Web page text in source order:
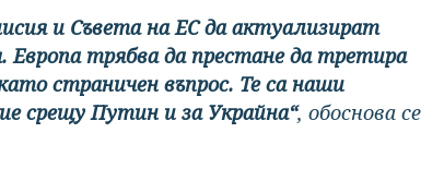
и Съвета на ЕС да актуализират
Европа трябва да престане да третира
страничен въпрос. Те са наши
срещу Путин и за Украйна“, обоснова се